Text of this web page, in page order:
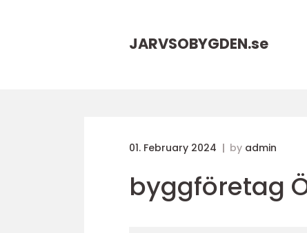
JARVSOBYGDEN.se
01. February 2024 by admin
byggföretag